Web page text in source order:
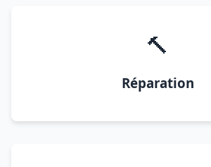
🔨
Réparation